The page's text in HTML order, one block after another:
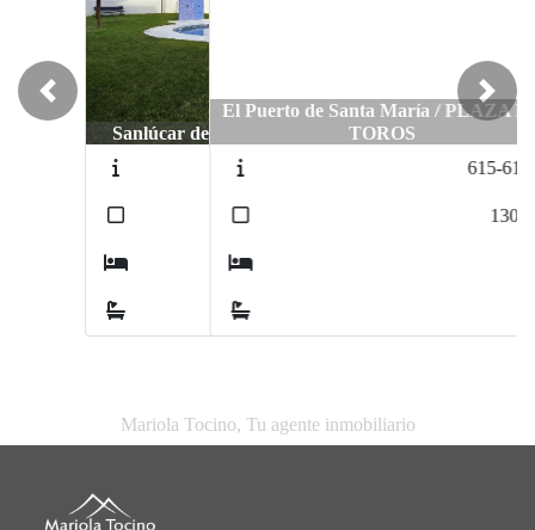
El Puerto de Santa María / PLAZA DE
Previous Next
Mariola Tocino, Tu agente inmobiliario